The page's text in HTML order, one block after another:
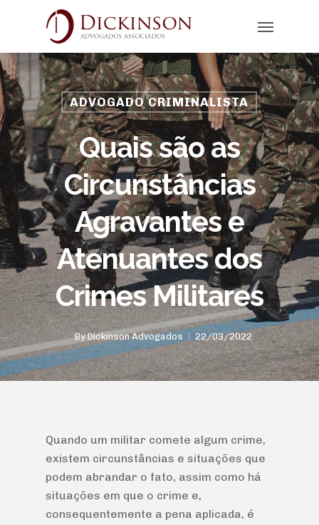
ADVOGADO CRIMINALISTA
Quais são as
Circunstâncias
Agravantes e
Atenuantes dos
Crimes Militares
ByDickinson Advogados 22/03/2022
Quando um militar comete algum crime,
existem circunstâncias e situações que
podem abrandar o fato, assim como há
situações em que o crime e,
consequentemente a pena aplicada, é